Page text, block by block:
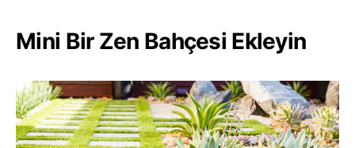
Mini Bir Zen Bahçesi Ekleyin